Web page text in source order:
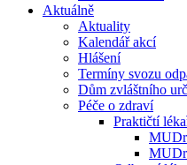
Aktuálně
Aktuality
Kalendář akcí
Hlášení
Termíny svozu
Dům zvláštního
Péče o zdraví
Praktičtí